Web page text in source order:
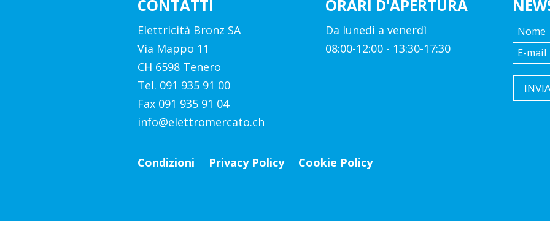
CONTATTI
Elettricità Bronz SA
Via Mappo 11
CH 6598 Tenero
Tel. 091 935 91 00
Fax 091 935 91 04
info@elettromercato.ch
ORARI D'APERTURA
Da lunedì a venerdì
08:00-12:00 - 13:30-17:30
Condizioni Privacy Policy Cookie Policy